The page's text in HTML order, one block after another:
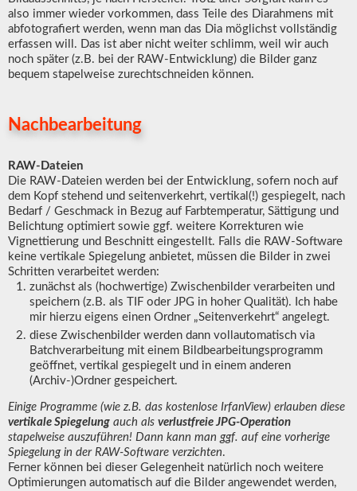
also immer wieder vorkommen, dass Teile des Diarahmens mit
abfotografiert werden, wenn man das Dia möglichst vollständig
erfassen will. Das ist aber nicht weiter schlimm, weil wir auch
noch später (z.B. bei der RAW-Entwicklung) die Bilder ganz
bequem stapelweise zurechtschneiden können.
Nachbearbeitung
RAW-Dateien
Die RAW-Dateien werden bei der Entwicklung, sofern noch auf
dem Kopf stehend und seitenverkehrt, vertikal(!) gespiegelt, nach
Bedarf / Geschmack in Bezug auf Farbtemperatur, Sättigung und
Belichtung optimiert sowie ggf. weitere Korrekturen wie
Vignettierung und Beschnitt eingestellt. Falls die RAW-Software
keine vertikale Spiegelung anbietet, müssen die Bilder in zwei
Schritten verarbeitet werden:
zunächst als (hochwertige) Zwischenbilder verarbeiten und
speichern (z.B. als TIF oder JPG in hoher Qualität). Ich habe
mir hierzu eigens einen Ordner „Seitenverkehrt“ angelegt.
diese Zwischenbilder werden dann vollautomatisch via
Batchverarbeitung mit einem Bildbearbeitungsprogramm
geöffnet, vertikal gespiegelt und in einem anderen
(Archiv-)Ordner gespeichert.
Einige Programme (wie z.B. das kostenlose IrfanView) erlauben diese
vertikale Spiegelung auch als verlustfreie JPG-Operation
stapelweise auszuführen! Dann kann man ggf. auf eine vorherige
Spiegelung in der RAW-Software verzichten.
Ferner können bei dieser Gelegenheit natürlich noch weitere
Optimierungen automatisch auf die Bilder angewendet werden,